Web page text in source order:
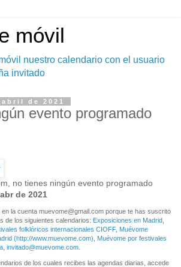
móvil
nuestro calendario con el usuario
invitado
de 2021
evento programado
, no tienes ningún evento programado
de 2021
la cuenta muevome@gmail.com porque te has suscrito
de los siguientes calendarios: Exposiciones en Madrid
folklóricos internacionales CIOFF, Muévome
(http://www.muevome.com)
Muévome por festivales
invitado@muevome.com
de los cuales recibes las agendas diarias, accede